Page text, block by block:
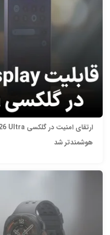
هوشمندتر شد